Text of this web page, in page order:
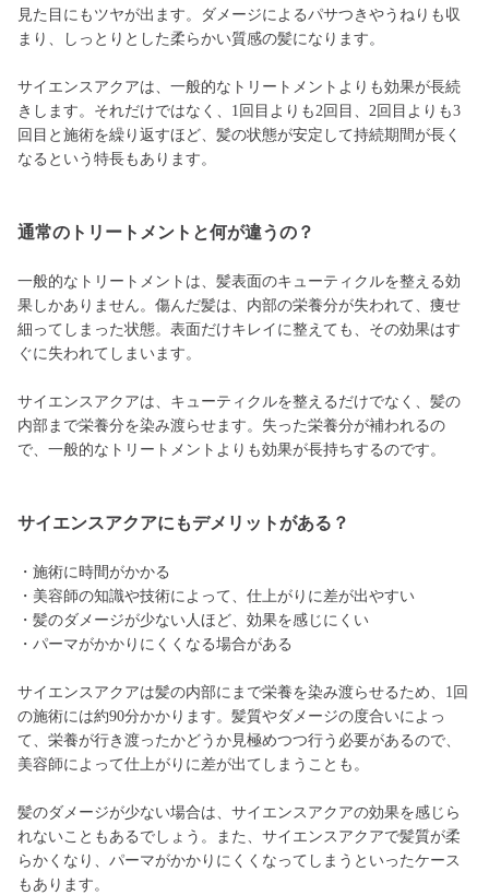
見た目にもツヤが出ます。ダメージによるパサつきやうねりも収
まり、しっとりとした柔らかい質感の髪になります。
サイエンスアクアは、一般的なトリートメントよりも効果が長続
きします。それだけではなく、1回目よりも2回目、2回目よりも3
回目と施術を繰り返すほど、髪の状態が安定して持続期間が長く
なるという特長もあります。
通常のトリートメントと何が違うの？
一般的なトリートメントは、髪表面のキューティクルを整える効
果しかありません。傷んだ髪は、内部の栄養分が失われて、痩せ
細ってしまった状態。表面だけキレイに整えても、その効果はす
ぐに失われてしまいます。
サイエンスアクアは、キューティクルを整えるだけでなく、髪の
内部まで栄養分を染み渡らせます。失った栄養分が補われるの
で、一般的なトリートメントよりも効果が長持ちするのです。
サイエンスアクアにもデメリットがある？
・施術に時間がかかる
・美容師の知識や技術によって、仕上がりに差が出やすい
・髪のダメージが少ない人ほど、効果を感じにくい
・パーマがかかりにくくなる場合がある
サイエンスアクアは髪の内部にまで栄養を染み渡らせるため、1回
の施術には約90分かかります。髪質やダメージの度合いによっ
て、栄養が行き渡ったかどうか見極めつつ行う必要があるので、
美容師によって仕上がりに差が出てしまうことも。
髪のダメージが少ない場合は、サイエンスアクアの効果を感じら
れないこともあるでしょう。また、サイエンスアクアで髪質が柔
らかくなり、パーマがかかりにくくなってしまうといったケース
もあります。